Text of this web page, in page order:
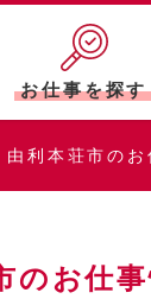
お仕事を探す
由利本荘市の
のお仕